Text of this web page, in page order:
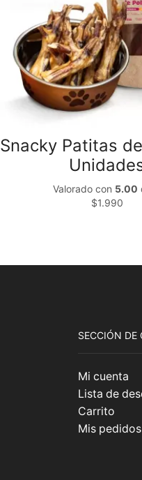
Snacky Patitas
Valorado con 5.00
$1.990
SECCIÓN DE
Mi cuenta
Lista de
Carrito
Mis pedidos